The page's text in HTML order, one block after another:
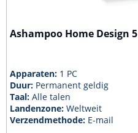
Ashampoo Home Design 5
Apparaten: 1 PC
Duur: Permanent geldig
Taal:Alle talen
Landenzone:Weltweit
Verzendmethode: E-mail